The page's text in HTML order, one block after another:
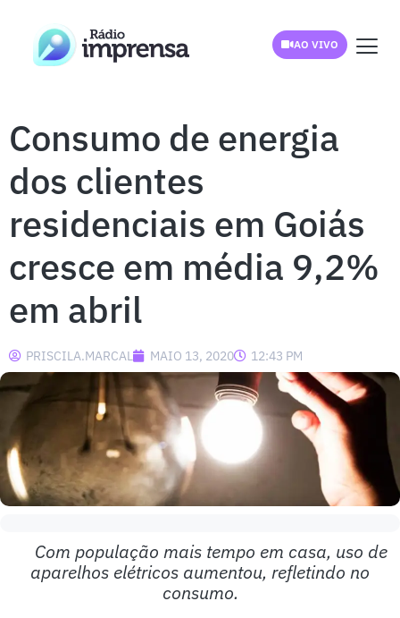
AO VIVO
Consumo de energia
dos clientes
residenciais em Goiás
cresce em média 9,2%
em abril
PRISCILA.MARCAL MAIO 13, 2020 12:43 PM
Com população mais tempo em casa, uso de
aparelhos elétricos aumentou, refletindo no
consumo.